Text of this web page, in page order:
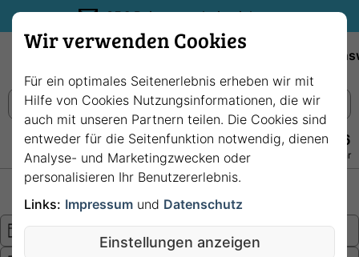
35€ Reisegutschein sichern.
+49 228 3875 7256
Persönlich · Kostenlos · Täglich 08–22 Uhr
Wir verwenden Cookies
Für ein optimales Seitenerlebnis erheben wir mit
Hilfe von Cookies Nutzungsinformationen, die wir
auch mit unseren Partnern teilen. Die Cookies sind
entweder für die Seitenfunktion notwendig, dienen
Analyse- und Marketingzwecken oder
personalisieren Ihr Benutzererlebnis.
Links: Impressum und Datenschutz
Einstellungen anzeigen